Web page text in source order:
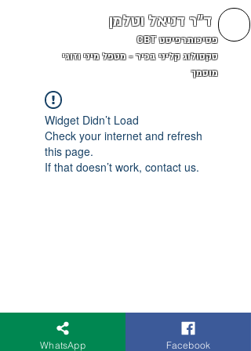
ד"ר דניאל וטלמן
פסיכותרפיסט CBT
סקסולוג קליני בכיר - מטפל מיני וזוגי
מוסמך
Widget Didn’t Load
Check your internet and refresh
this page.
If that doesn’t work, contact us.
WhatsApp Facebook